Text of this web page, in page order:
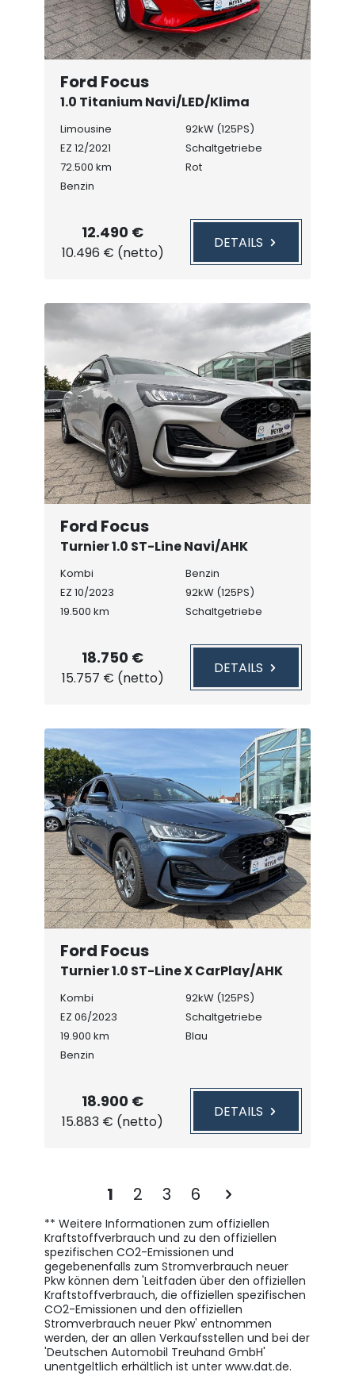
Ford Focus
1.0 Titanium Navi/LED/Klima
Limousine
EZ 12/2021
72.500 km
Benzin
92kW (125PS)
Schaltgetriebe
Rot
12.490 €
10.496 € (netto)
DETAILS
Ford Focus
Turnier 1.0 ST-Line Navi/AHK
Kombi
EZ 10/2023
19.500 km
Benzin
92kW (125PS)
Schaltgetriebe
18.750 €
15.757 € (netto)
DETAILS
Ford Focus
Turnier 1.0 ST-Line X CarPlay/AHK
Kombi
EZ 06/2023
19.900 km
Benzin
92kW (125PS)
Schaltgetriebe
Blau
18.900 €
15.883 € (netto)
DETAILS
1 2 3 6
** Weitere Informationen zum offiziellen
Kraftstoffverbrauch und zu den offiziellen
spezifischen CO2-Emissionen und
gegebenenfalls zum Stromverbrauch neuer
Pkw können dem 'Leitfaden über den offiziellen
Kraftstoffverbrauch, die offiziellen spezifischen
CO2-Emissionen und den offiziellen
Stromverbrauch neuer Pkw' entnommen
werden, der an allen Verkaufsstellen und bei der
'Deutschen Automobil Treuhand GmbH'
unentgeltlich erhältlich ist unter www.dat.de.